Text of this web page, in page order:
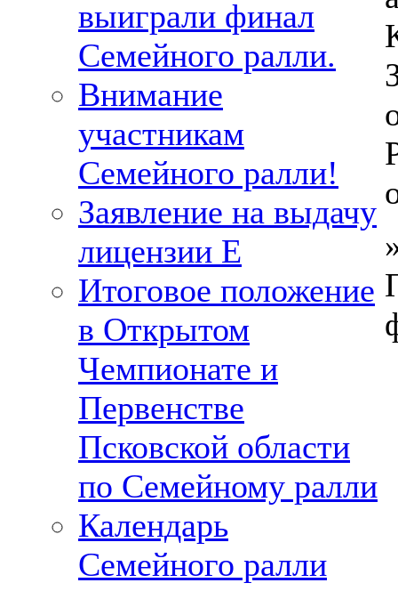
выиграли финал
Семейного ралли.
Внимание
участникам
Семейного ралли!
Заявление на выдачу
лицензии Е
Итоговое положение
в Открытом
Чемпионате и
Первенстве
Псковской области
по Семейному ралли
Календарь
Семейного ралли